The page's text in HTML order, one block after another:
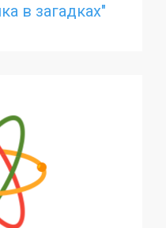
в загадках"